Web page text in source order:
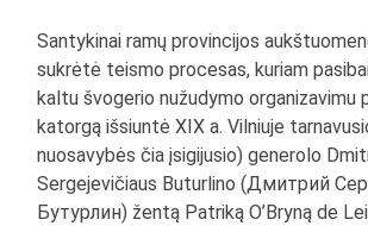
Santykinai ramų provincijos
sukrėtė teismo procesas, kuriam
kaltu švogerio nužudymo organizavimu
katorgą išsiuntė XIX a. Vilniuje
nuosavybės čia įsigijusio) generolo
Sergejevičiaus Buturlino (Дмитрий
Бутурлин) žentą Patriką O’Bryną de